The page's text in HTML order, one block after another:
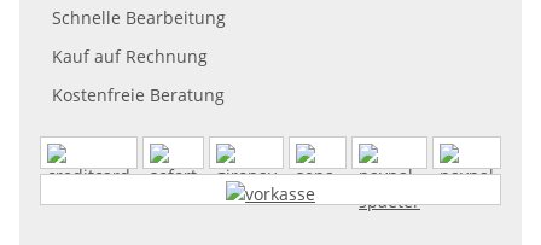
Schnelle Bearbeitung
Kauf auf Rechnung
Kostenfreie Beratung